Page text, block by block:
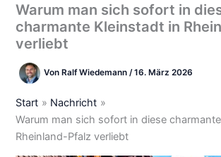
Warum man sich sofort in
charmante Kleinstadt in
verliebt
Von Ralf Wiedemann/16. März 2026
Start
Nachricht
Warum man sich sofort in diese
Rheinland-Pfalz verliebt